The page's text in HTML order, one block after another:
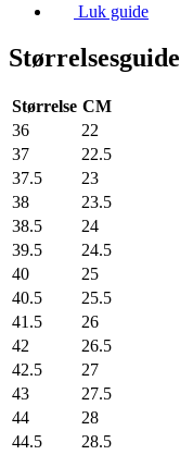
Luk guide
Størrelsesguide
Størrelse CM
36
22
37
22.5
37.5
23
38
23.5
38.5
24
39.5
24.5
40
25
40.5
25.5
41.5
26
42
26.5
42.5
27
43
27.5
44
28
44.5
28.5